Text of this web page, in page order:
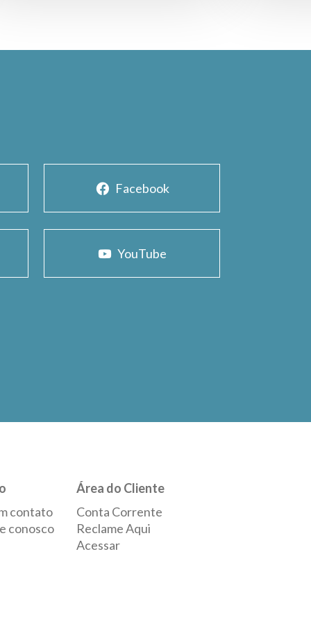
Facebook
YouTube
contato
conosco
Área do Cliente
Conta Corrente
Reclame Aqui
Acessar